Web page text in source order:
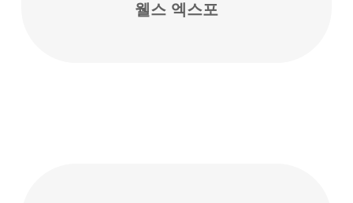
웰스 엑스포